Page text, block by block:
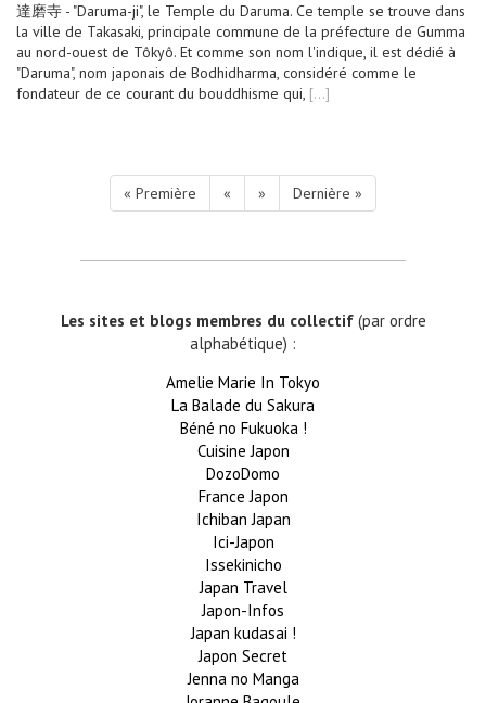
達磨寺 - "Daruma-ji", le Temple du Daruma. Ce temple se trouve dans
la ville de Takasaki, principale commune de la préfecture de Gumma
au nord-ouest de Tôkyô. Et comme son nom l'indique, il est dédié à
"Daruma", nom japonais de Bodhidharma, considéré comme le
fondateur de ce courant du bouddhisme qui, [...]
« Première « » Dernière »
Les sites et blogs membres du collectif(par ordre
alphabétique) :
Amelie Marie In Tokyo
La Balade du Sakura
Béné no Fukuoka !
Cuisine Japon
DozoDomo
France Japon
Ichiban Japan
Ici-Japon
Issekinicho
Japan Travel
Japon-Infos
Japan kudasai !
Japon Secret
Jenna no Manga